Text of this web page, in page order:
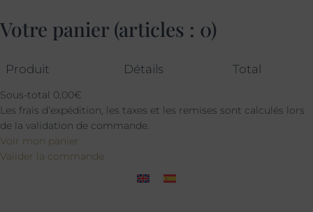
Votre panier (articles : 0)
Produit Détails Total
Sous-total 0,00€
Les frais d’expédition, les taxes et les remises sont calculés lors
de la validation de commande.
Voir mon panier
Valider la commande